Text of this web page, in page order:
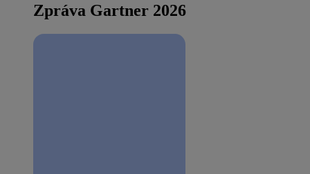
Zpráva Gartner 2026